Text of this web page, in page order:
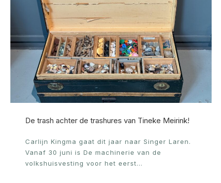
De trash achter de trashures van Tineke Meirink!
Carlijn Kingma gaat dit jaar naar Singer Laren.
Vanaf 30 juni is De machinerie van de
volkshuisvesting voor het eerst…